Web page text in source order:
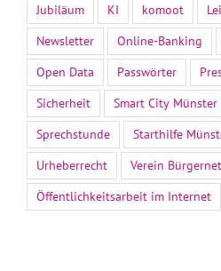
Jubiläum
KI komoot
Newsletter
Online-Banking
Open Data
Passwörter
Sicherheit
Smart City Münster
Sprechstunde
Starthilfe
Urheberrecht
Verein
Öffentlichkeitsarbeit im Internet